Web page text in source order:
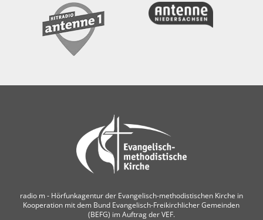
radio m ‐ Hörfunkagentur der Evangelisch-methodistischen Kirche in
Kooperation mit dem Bund Evangelisch-Freikirchlicher Gemeinden
(BEFG) im Auftrag der VEF.